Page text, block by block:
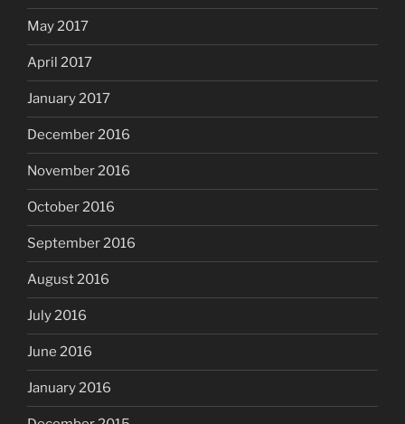
May 2017
April 2017
January 2017
December 2016
November 2016
October 2016
September 2016
August 2016
July 2016
June 2016
January 2016